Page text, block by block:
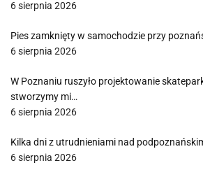
6 sierpnia 2026
Pies zamknięty w samochodzie przy
6 sierpnia 2026
W Poznaniu ruszyło projektowanie
stworzymy mi…
6 sierpnia 2026
Kilka dni z utrudnieniami nad
6 sierpnia 2026